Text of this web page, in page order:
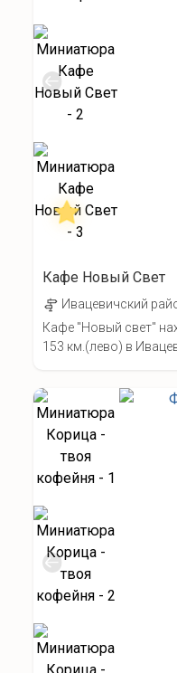
Кафе Новый Свет
Ивацевичский
Кафе "Новый свет"
153 км.(лево) в